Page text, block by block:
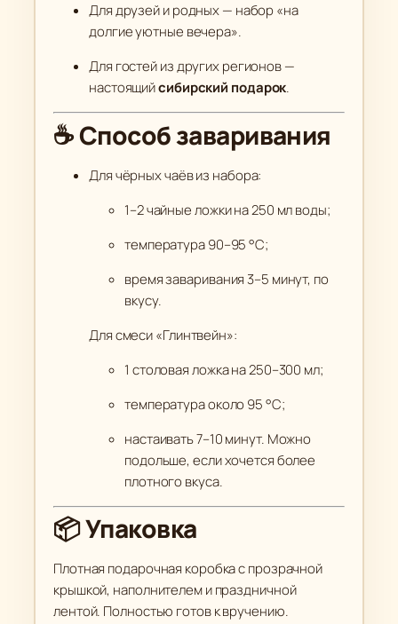
Для друзей и родных — набор «на
долгие уютные вечера».
Для гостей из других регионов —
настоящийсибирский подарок.
☕ Способ заваривания
Для чёрных чаёв из набора:
1–2 чайные ложки на 250 мл воды;
температура 90–95 °C;
время заваривания 3–5 минут, по
вкусу.
Для смеси «Глинтвейн»:
1 столовая ложка на 250–300 мл;
температура около 95 °C;
настаивать 7–10 минут. Можно
подольше, если хочется более
плотного вкуса.
📦 Упаковка
Плотная подарочная коробка с прозрачной
крышкой, наполнителем и праздничной
лентой. Полностью готов к вручению.